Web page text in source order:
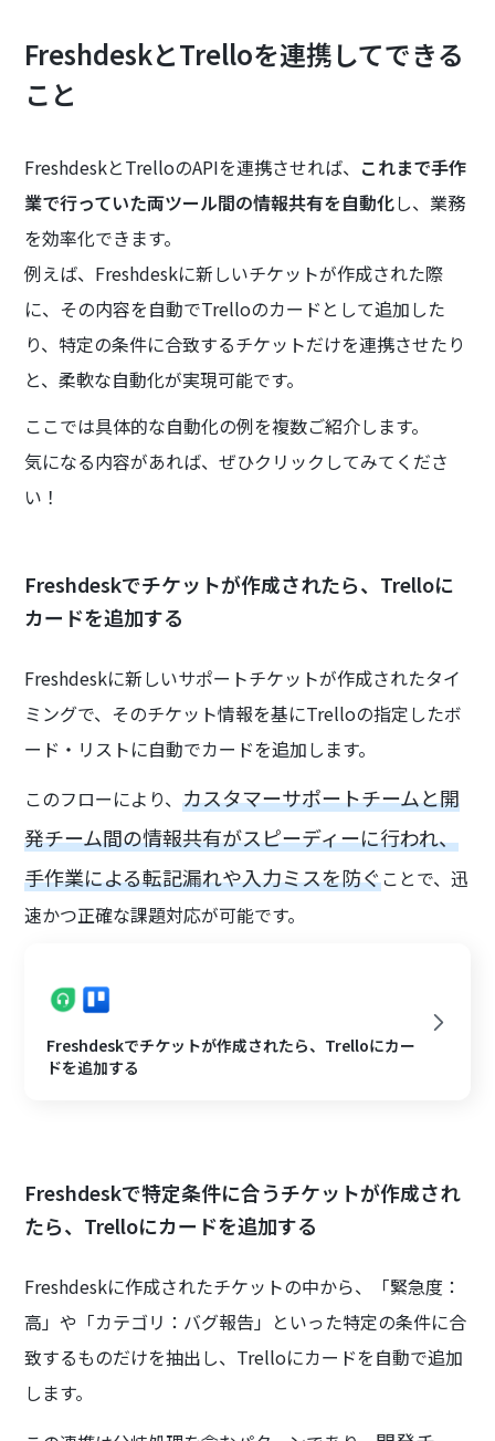
FreshdeskとTrelloを連携してできる
こと
FreshdeskとTrelloのAPIを連携させれば、 これまで手作
業で行っていた両ツール間の情報共有を自動化し、業務
を効率化できます。
例えば、Freshdeskに新しいチケットが作成された際
に、その内容を自動でTrelloのカードとして追加した
り、特定の条件に合致するチケットだけを連携させたり
と、柔軟な自動化が実現可能です。
ここでは具体的な自動化の例を複数ご紹介します。
気になる内容があれば、ぜひクリックしてみてくださ
い！
Freshdeskでチケットが作成されたら、Trelloに
カードを追加する
Freshdeskに新しいサポートチケットが作成されたタイ
ミングで、そのチケット情報を基にTrelloの指定したボ
ード・リストに自動でカードを追加します。
このフローにより、カスタマーサポートチームと開
発チーム間の情報共有がスピーディーに行われ、
手作業による転記漏れや入力ミスを防ぐことで、迅
速かつ正確な課題対応が可能です。
Freshdeskでチケットが作成されたら、Trelloにカー
ドを追加する
Freshdeskで特定条件に合うチケットが作成され
たら、Trelloにカードを追加する
Freshdeskに作成されたチケットの中から、「緊急度：
高」や「カテゴリ：バグ報告」といった特定の条件に合
致するものだけを抽出し、Trelloにカードを自動で追加
します。